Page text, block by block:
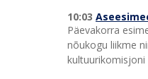
10:03
Päevakorra
nõukogu liikme
kultuurikomisjoni